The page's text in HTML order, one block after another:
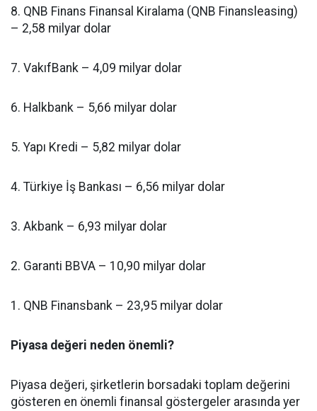
8. QNB Finans Finansal Kiralama (QNB Finansleasing)
– 2,58 milyar dolar
7. VakıfBank – 4,09 milyar dolar
6. Halkbank – 5,66 milyar dolar
5. Yapı Kredi – 5,82 milyar dolar
4. Türkiye İş Bankası – 6,56 milyar dolar
3. Akbank – 6,93 milyar dolar
2. Garanti BBVA – 10,90 milyar dolar
1. QNB Finansbank – 23,95 milyar dolar
Piyasa değeri neden önemli?
Piyasa değeri, şirketlerin borsadaki toplam değerini
gösteren en önemli finansal göstergeler arasında yer